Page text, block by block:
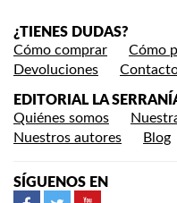
¿TIENES DUDAS?
Cómo comprar
Cómo
Devoluciones
EDITORIAL LA
Quiénes somos
Nuestros autores
Blog
SÍGUENOS EN